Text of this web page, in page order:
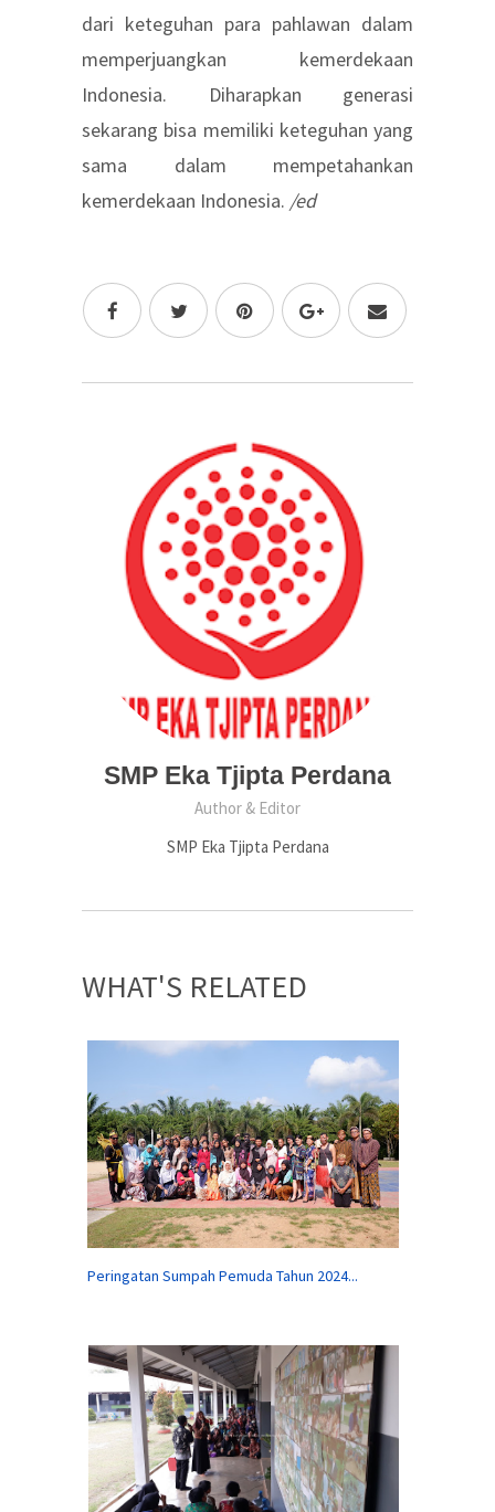
dari keteguhan para pahlawan dalam
memperjuangkan kemerdekaan
Indonesia. Diharapkan generasi
sekarang bisa memiliki keteguhan yang
sama dalam mempetahankan
kemerdekaan Indonesia. /ed
SMP Eka Tjipta Perdana
Author & Editor
SMP Eka Tjipta Perdana
WHAT'S RELATED
Peringatan Sumpah Pemuda Tahun 2024...